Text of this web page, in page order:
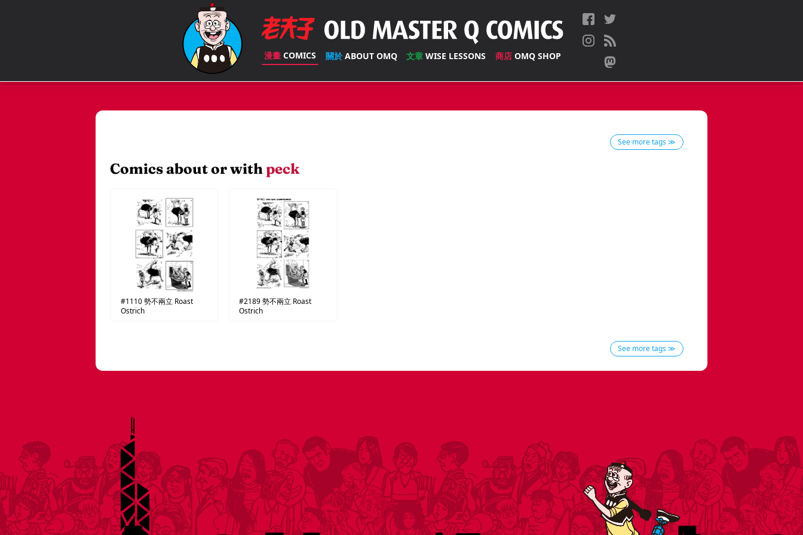
漫畫COMICS 關於ABOUT OMQ 文章WISE LESSONS 商店 OMQ SHOP
See more tags ≫
Comics about or withpeck
#1110勢不兩立 Roast
Ostrich
#2189勢不兩立 Roast
Ostrich
See more tags ≫